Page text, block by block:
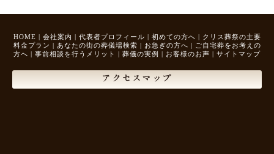
HOME | 会社案内 | 代表者プロフィール | 初めての方へ | クリス葬祭の主要
料金プラン | あなたの街の葬儀場検索 | お急ぎの方へ | ご自宅葬をお考えの
方へ | 事前相談を行うメリット | 葬儀の実例 | お客様のお声 | サイトマップ
アクセスマップ